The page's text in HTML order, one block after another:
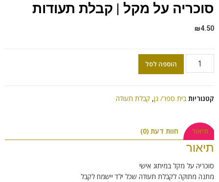
סוכריה על מקל | קבלת תעודות
₪4.50
הוספה לסל
קטגוריות בית ספר/ גן, קבלת תעודה
תיאור חוות דעת (0)
תיאור
סוכריה על מקל במיתוג אישי
מתנה מתוקה לקבלת תעודה שכל ילד יישמח לקבל